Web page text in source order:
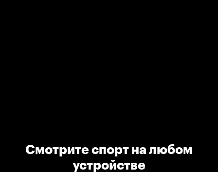
Смотрите спорт на любом
устройстве